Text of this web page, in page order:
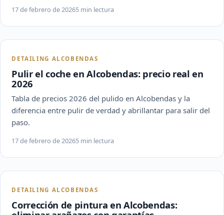
17 de febrero de 20265 min lectura
DETAILING ALCOBENDAS
Pulir el coche en Alcobendas: precio real en
2026
Tabla de precios 2026 del pulido en Alcobendas y la
diferencia entre pulir de verdad y abrillantar para salir del
paso.
17 de febrero de 20265 min lectura
DETAILING ALCOBENDAS
Corrección de pintura en Alcobendas: